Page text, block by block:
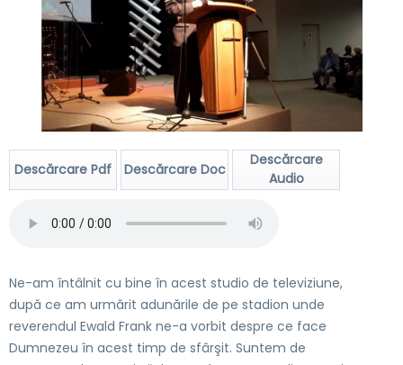
Descărcare Pdf Descărcare Doc
Descărcare
Audio
Ne-am întâlnit cu bine în acest studio de televiziune,
după ce am urmărit adunările de pe stadion unde
reverendul Ewald Frank ne-a vorbit despre ce face
Dumnezeu în acest timp de sfârşit. Suntem de